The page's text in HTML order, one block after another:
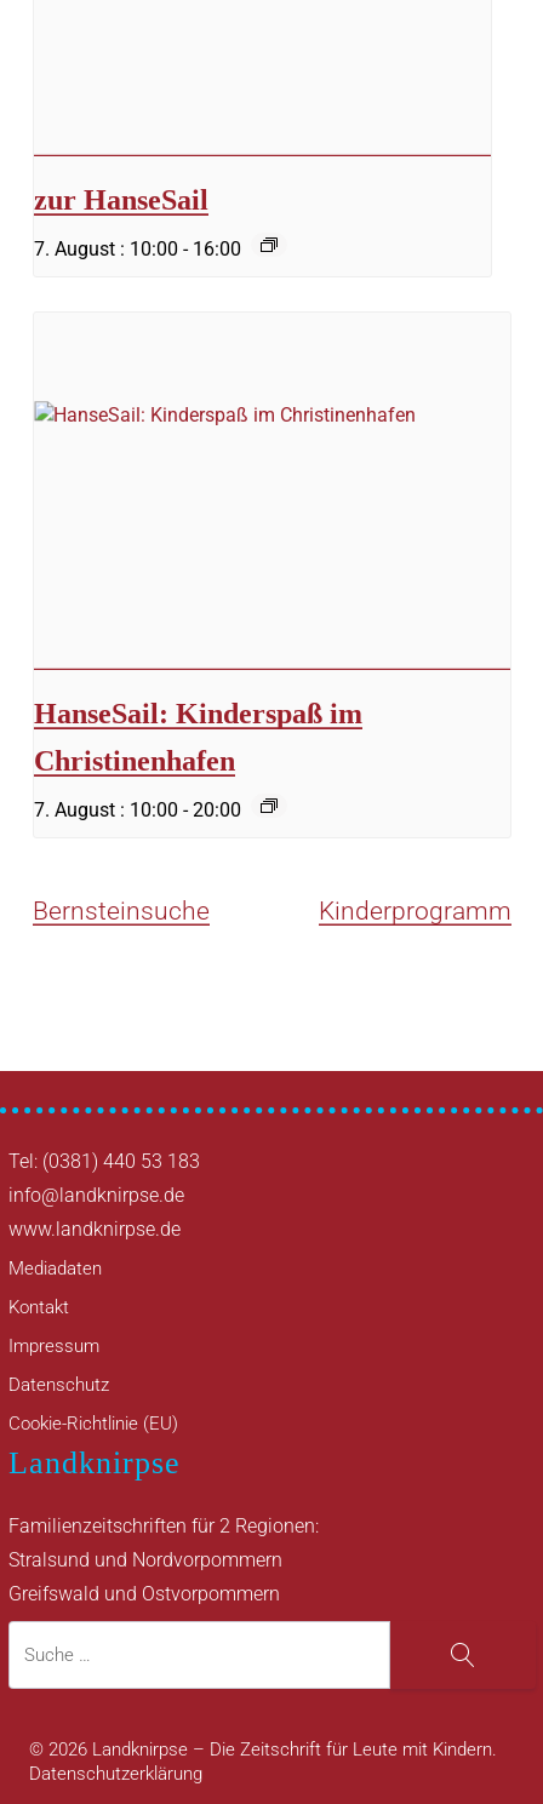
zur HanseSail
7. August : 10:00 - 16:00
HanseSail: Kinderspaß im
Christinenhafen
7. August : 10:00 - 20:00
Bernsteinsuche Kinderprogramm
Tel: (0381) 440 53 183
info@landknirpse.de
www.landknirpse.de
Mediadaten
Kontakt
Impressum
Datenschutz
Cookie-Richtlinie (EU)
Landknirpse
Familienzeitschriften für 2 Regionen:
Stralsund und Nordvorpommern
Greifswald und Ostvorpommern
Suche
Suche
© 2026 Landknirpse – Die Zeitschrift für Leute mit Kindern.
Datenschutzerklärung